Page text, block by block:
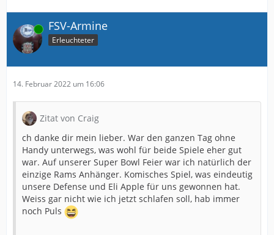
Online FSV-Armine
Erleuchteter
14. Februar 2022 um 16:06
Zitat von Craig
ch danke dir mein lieber. War den ganzen Tag ohne
Handy unterwegs, was wohl für beide Spiele eher gut
war. Auf unserer Super Bowl Feier war ich natürlich der
einzige Rams Anhänger. Komisches Spiel, was eindeutig
unsere Defense und Eli Apple für uns gewonnen hat.
Weiss gar nicht wie ich jetzt schlafen soll, hab immer
noch Puls